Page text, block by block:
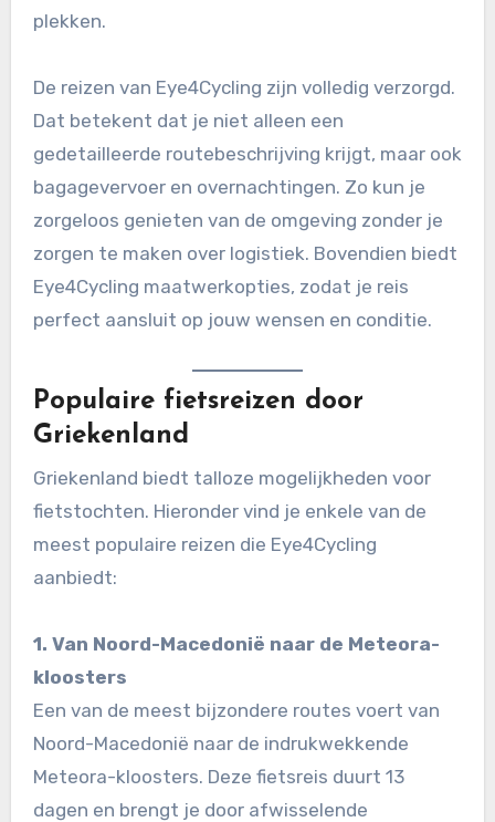
plekken.
De reizen van Eye4Cycling zijn volledig verzorgd.
Dat betekent dat je niet alleen een
gedetailleerde routebeschrijving krijgt, maar ook
bagagevervoer en overnachtingen. Zo kun je
zorgeloos genieten van de omgeving zonder je
zorgen te maken over logistiek. Bovendien biedt
Eye4Cycling maatwerkopties, zodat je reis
perfect aansluit op jouw wensen en conditie.
Populaire fietsreizen door
Griekenland
Griekenland biedt talloze mogelijkheden voor
fietstochten. Hieronder vind je enkele van de
meest populaire reizen die Eye4Cycling
aanbiedt:
1. Van Noord-Macedonië naar de Meteora-
kloosters
Een van de meest bijzondere routes voert van
Noord-Macedonië naar de indrukwekkende
Meteora-kloosters. Deze fietsreis duurt 13
dagen en brengt je door afwisselende